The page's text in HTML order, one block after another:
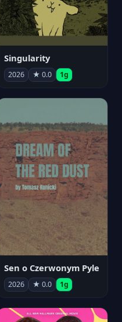
Singularity
2026 ★ 0.0 1g
Sen o Czerwonym Pyle
2026 ★ 0.0 1g